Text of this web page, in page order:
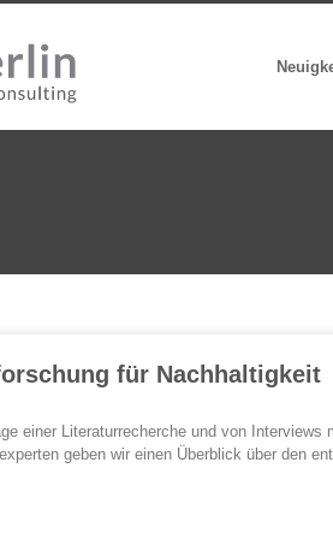
für Nachhaltigkeit
einer Literaturrecherche und von
geben wir einen Überblick über den